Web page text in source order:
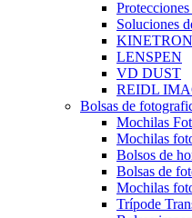
Soluciones
LENSPEN
VD DUST
REIDL
Bolsas de
Mochilas
Mochilas
Bolsos de
Bolsas de
Mochilas
Trípode